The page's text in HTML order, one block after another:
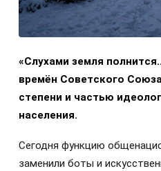
«Слухами земля
времён Советского
степени и частью
населения.
Сегодня функцию
заменили боты и